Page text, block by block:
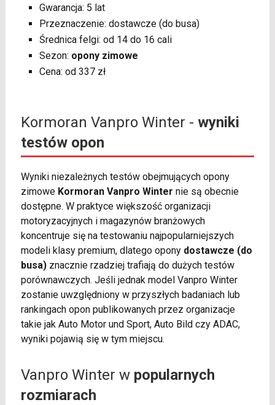
Gwarancja: 5 lat
Przeznaczenie: dostawcze (do busa)
Średnica felgi: od 14 do 16 cali
Sezon: opony zimowe
Cena: od 337 zł
Kormoran Vanpro Winter - wyniki
testów opon
Wyniki niezależnych testów obejmujących opony
zimowe Kormoran Vanpro Winter nie są obecnie
dostępne. W praktyce większość organizacji
motoryzacyjnych i magazynów branżowych
koncentruje się na testowaniu najpopularniejszych
modeli klasy premium, dlatego opony dostawcze (do
busa)znacznie rzadziej trafiają do dużych testów
porównawczych. Jeśli jednak model Vanpro Winter
zostanie uwzględniony w przyszłych badaniach lub
rankingach opon publikowanych przez organizacje
takie jak Auto Motor und Sport, Auto Bild czy ADAC,
wyniki pojawią się w tym miejscu.
Vanpro Winter w popularnych
rozmiarach